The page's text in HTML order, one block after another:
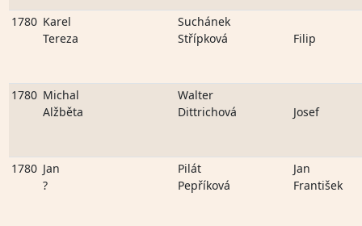
1780 Karel
Tereza
Suchánek
Střípková
Filip
1780 Michal
Alžběta
Walter
Dittrichová
Josef
1780 Jan
?
Pilát
Pepříková
Jan
František